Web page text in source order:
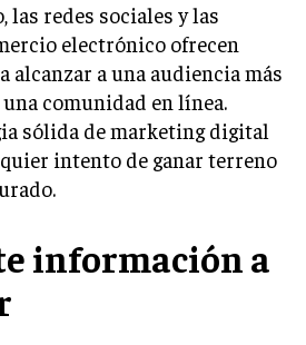
COMERCIO ELECTRÓNICO
PRICING Y GESTIÓN DE
EMPRESARIALES
TECNOLÓGICAS
EXPERIENCIA DEL CLIENTE
las redes sociales y las
electrónico ofrecen
alcanzar a una audiencia más
comunidad en línea.
sólida de marketing digital
intento de ganar terreno
información a